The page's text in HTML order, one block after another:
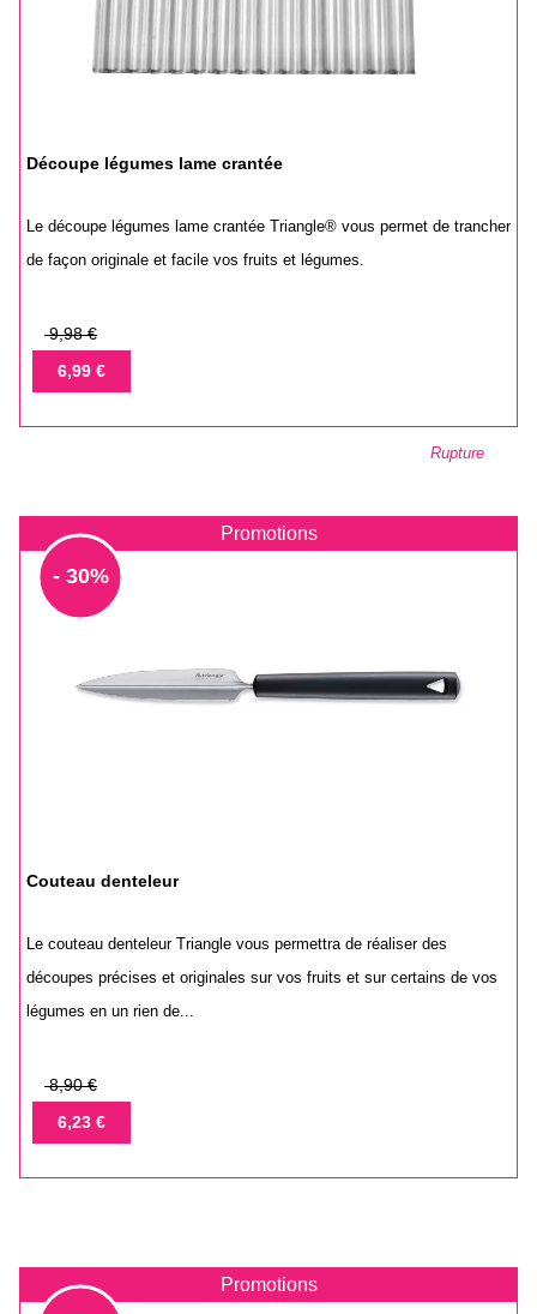
Découpe légumes lame crantée
Le découpe légumes lame crantée Triangle® vous permet de trancher
de façon originale et facile vos fruits et légumes.
Prix
base
9,98 €
Prix6,99 €
Rupture
Promotions
- 30%
Couteau denteleur
Le couteau denteleur Triangle vous permettra de réaliser des
découpes précises et originales sur vos fruits et sur certains de vos
légumes en un rien de...
Prix
base
8,90 €
Prix6,23 €
Promotions